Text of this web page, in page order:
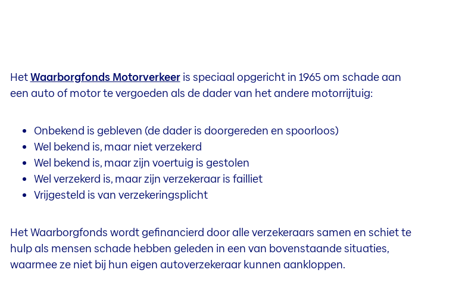
HetWaarborgfonds Motorverkeeris speciaal opgericht in 1965 om schade aan
een auto of motor te vergoeden als de dader van het andere motorrijtuig:
Onbekend is gebleven (de dader is doorgereden en spoorloos)
Wel bekend is, maar niet verzekerd
Wel bekend is, maar zijn voertuig is gestolen
Wel verzekerd is, maar zijn verzekeraar is failliet
Vrijgesteld is van verzekeringsplicht
Het Waarborgfonds wordt gefinancierd door alle verzekeraars samen en schiet te
hulp als mensen schade hebben geleden in een van bovenstaande situaties,
waarmee ze niet bij hun eigen autoverzekeraar kunnen aankloppen.